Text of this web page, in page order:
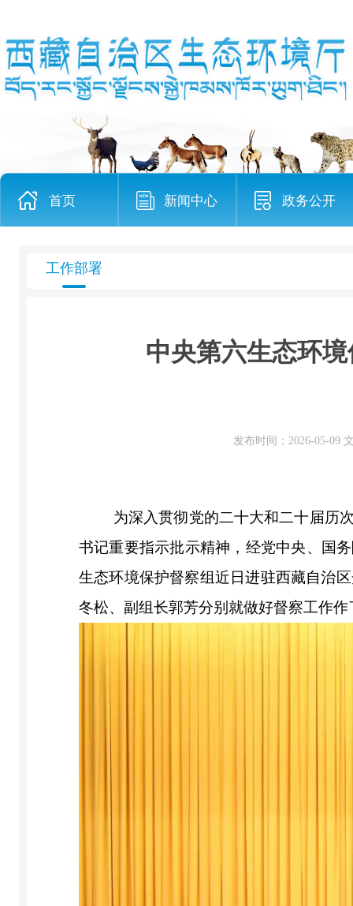
首页 新闻中心 政务公开
工作部署
中央第六生态环
发布时间：2026-05-09
为深入贯彻党的二十大和二十届历
书记重要指示批示精神，经党中央、国
生态环境保护督察组近日进驻西藏自治
冬松、副组长郭芳分别就做好督察工作